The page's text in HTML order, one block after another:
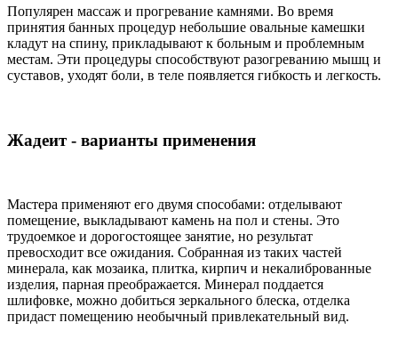
Популярен массаж и прогревание камнями. Во время
принятия банных процедур небольшие овальные камешки
кладут на спину, прикладывают к больным и проблемным
местам. Эти процедуры способствуют разогреванию мышц и
суставов, уходят боли, в теле появляется гибкость и легкость.
Жадеит - варианты применения
Мастера применяют его двумя способами: отделывают
помещение, выкладывают камень на пол и стены. Это
трудоемкое и дорогостоящее занятие, но результат
превосходит все ожидания. Собранная из таких частей
минерала, как мозаика, плитка, кирпич и некалиброванные
изделия, парная преображается. Минерал поддается
шлифовке, можно добиться зеркального блеска, отделка
придаст помещению необычный привлекательный вид.